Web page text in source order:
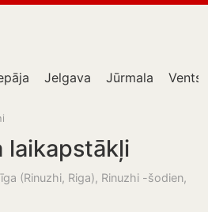
Jelgava Jūrmala
laikapstākļi
(Rinuzhi, Riga), Rinuzhi -šodien,